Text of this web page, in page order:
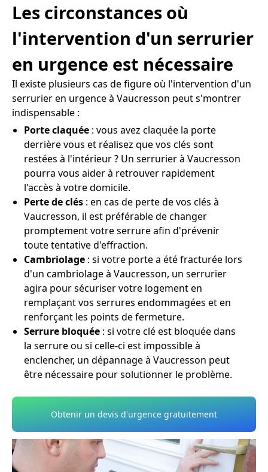
Les circonstances où
l'intervention d'un serrurier
en urgence est nécessaire
Il existe plusieurs cas de figure où l'intervention d'un
serrurier en urgence à Vaucresson peut s'montrer
indispensable :
Porte claquée : vous avez claquée la porte
derrière vous et réalisez que vos clés sont
restées à l'intérieur ? Un serrurier à Vaucresson
pourra vous aider à retrouver rapidement
l'accès à votre domicile.
Perte de clés : en cas de perte de vos clés à
Vaucresson, il est préférable de changer
promptement votre serrure afin d'prévenir
toute tentative d'effraction.
Cambriolage : si votre porte a été fracturée lors
d'un cambriolage à Vaucresson, un serrurier
agira pour sécuriser votre logement en
remplaçant vos serrures endommagées et en
renforçant les points de fermeture.
Serrure bloquée : si votre clé est bloquée dans
la serrure ou si celle-ci est impossible à
enclencher, un dépannage à Vaucresson peut
être nécessaire pour solutionner le problème.
Obtenir un devis d'urgence gratuitement